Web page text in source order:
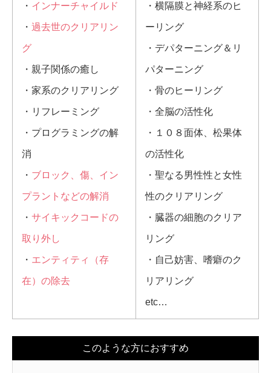
・ インナーチャイルド
・ 過去世のクリアリン
グ
・親子関係の癒し
・家系のクリアリング
・リフレーミング
・プログラミングの解
消
・ ブロック、傷、イン
プラントなどの解消
・ サイキックコードの
取り外し
・ エンティティ（存
在）の除去
・横隔膜と神経系のヒ
ーリング
・デパターニング＆リ
パターニング
・骨のヒーリング
・全脳の活性化
・１０８面体、松果体
の活性化
・聖なる男性性と女性
性のクリアリング
・臓器の細胞のクリア
リング
・自己妨害、嗜癖のク
リアリング
etc…
このような方におすすめ